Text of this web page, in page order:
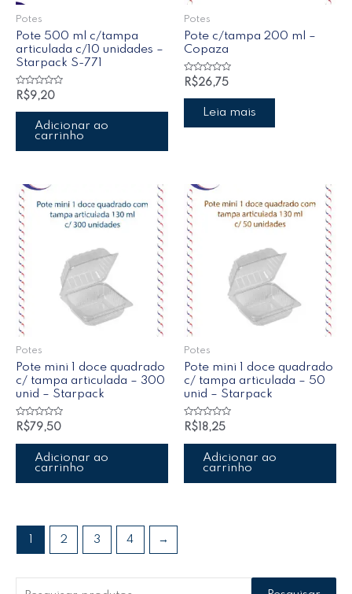
Potes
Pote 500 ml c/tampa
articulada c/10 unidades –
Starpack S-771
Avaliação
0
de
R$9,20
Adicionar ao
carrinho
Potes
Pote c/tampa 200 ml –
Copaza
Avaliação
0
de
R$26,75
Leia mais
Potes
Pote mini 1 doce quadrado
c/ tampa articulada – 300
unid – Starpack
Avaliação
0
de
R$79,50
Adicionar ao
carrinho
Potes
Pote mini 1 doce quadrado
c/ tampa articulada – 50
unid – Starpack
Avaliação
0
de
R$ 18,25
Adicionar ao
carrinho
1 2 3 4 →